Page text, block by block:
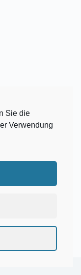
Sie die
Verwendung